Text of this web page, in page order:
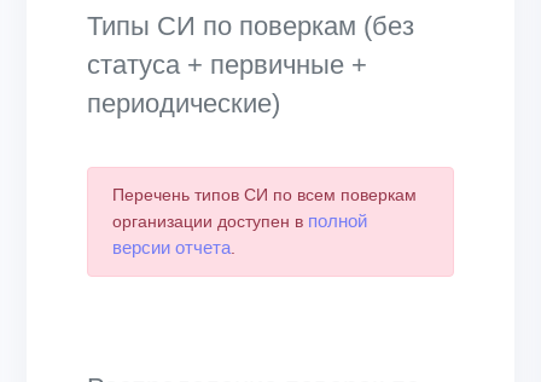
Типы СИ по поверкам (без
статуса + первичные +
периодические)
Перечень типов СИ по всем поверкам
организации доступен в полной
версии отчета.